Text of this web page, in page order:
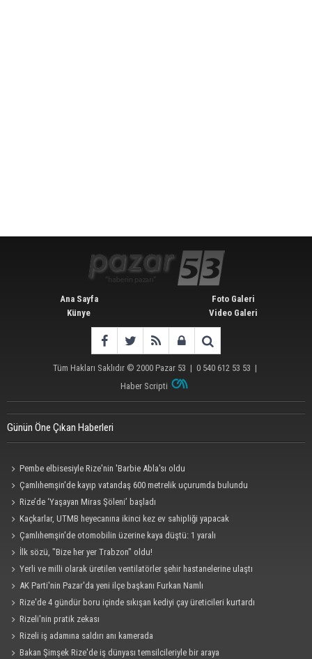
Ana Sayfa
Künye
Foto Galeri
Video Galeri
Tüm Hakları Saklıdır © 2000 Pazar 53 | 0 540 612 53 53 |
Haber Scripti
Günün Öne Çıkan Haberleri
Pembe elbisesiyle Rize'nin 'Barbie Abla'sı oldu
Çamlıhemşin'de kayıp vatandaş 600 metrelik uçurumda bulundu
Rize’de ‘Yaşayan Miras Şöleni’ başladı
Kaçkarlar, UTMB heyecanına ikinci kez ev sahipliği yapacak
Çamlıhemşin'de otomobilin üzerine kaya düştü: 1 yaralı
İlk sözü, "Bize her yer Trabzon" oldu!
Yerli ve milli olarak üretilen ventilatörler şehir hastanelerine ulaştı
AK Parti'nin Pazar'da yeni ilçe başkanı Furkan Namlı
Rize'de 4 gündür boru içinde sıkışan kediyi çay üreticileri kurtardı
Rizeli'nin pratik zekası
Rizeli iş adamına saldırı anı kamerada
Bakan Şimşek Rize'de iş dünyası temsilcileriyle bir araya